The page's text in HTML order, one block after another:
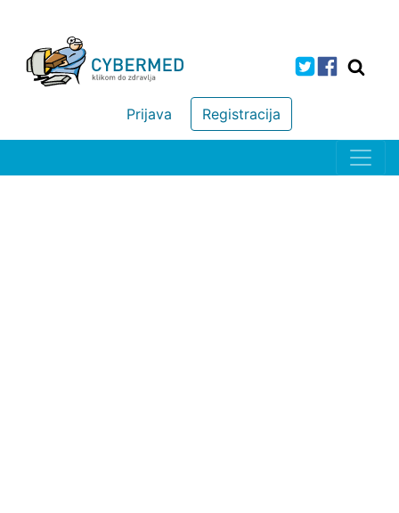
Registracija
Prijava